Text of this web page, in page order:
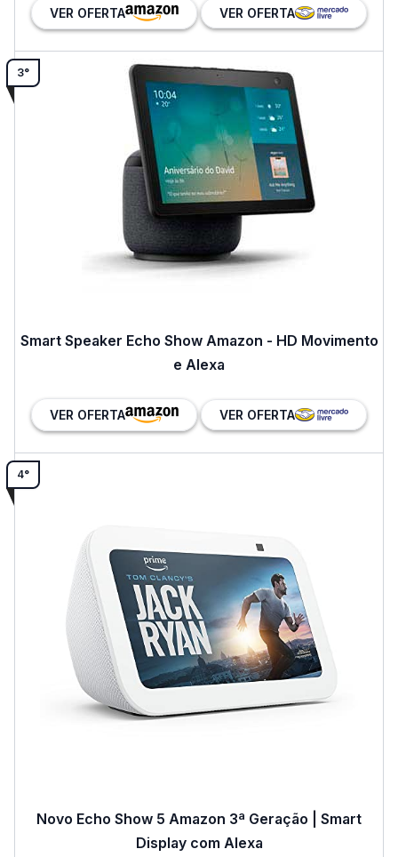
VER OFERTA VER OFERTA
3°
Smart Speaker Echo Show Amazon - HD Movimento
e Alexa
VER OFERTA VER OFERTA
4°
Novo Echo Show 5 Amazon 3ª Geração | Smart
Display com Alexa